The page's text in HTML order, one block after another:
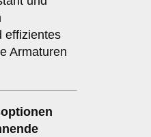
effizientes
Armaturen